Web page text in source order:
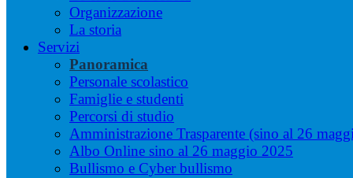
Organizzazione
La storia
Servizi
Panoramica
Personale scolastico
Famiglie e studenti
Percorsi di studio
Amministrazione Trasparente (sino al 26
Albo Online sino al 26 maggio 2025
Bullismo e Cyber bullismo